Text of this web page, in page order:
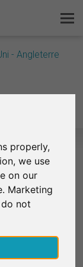
properly,
we use
on our
Marketing
not
- Angleterre
à